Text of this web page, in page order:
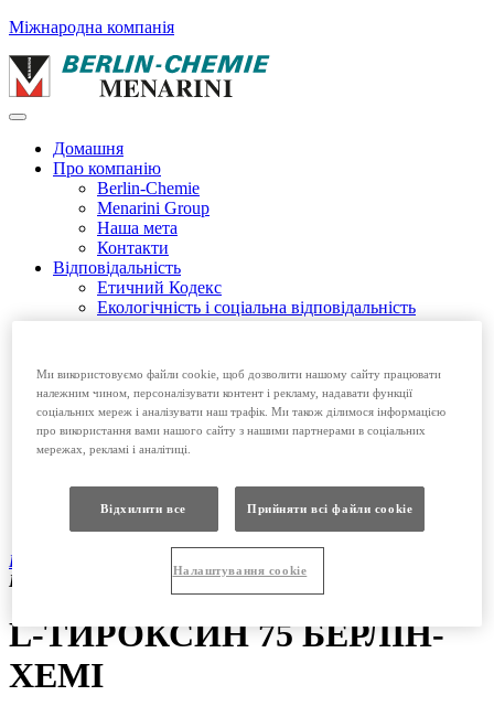
Міжнародна компанія
Домашня
Про компанію
Berlin-Chemie
Menarini Group
Наша мета
Контакти
Відповідальність
Етичний Кодекс
Екологічність і соціальна відповідальність
Етичний Кодекс EFPIA
Безрецептурні препарати
Рецептурні препарати
Вакансії
Домашня
Відповідальність
Продукція
Продукція
БЕРЛІН-ХЕМІ таблетки 75 мкг №50
L-ТИРОКСИН 75 БЕРЛІН-
ХЕМІ
Ми використовуємо файли cookie, щоб дозволити нашому сайту працювати
належним чином, персоналізувати контент і рекламу, надавати функції
соціальних мереж і аналізувати наш трафік. Ми також ділимося інформацією
про використання вами нашого сайту з нашими партнерами в соціальних
мережах, рекламі і аналітиці.
Відхилити все Прийняти всі файли сookie
Налаштування cookie